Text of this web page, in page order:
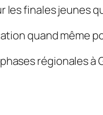
finales jeunes
quand même
régionales